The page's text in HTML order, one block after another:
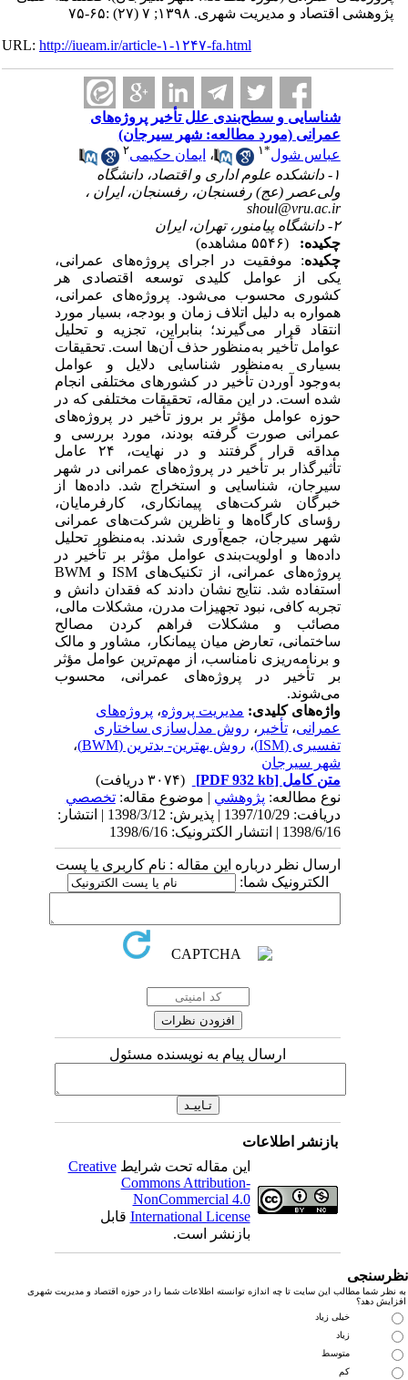
پژوهشی اقتصاد و مدیریت شهری. ۱۳۹۸; ۷ (۲۷) :۶۵-۷۵
URL:http://iueam.ir/article-۱-۱۲۴۷-fa.html
شناسایی و سطح‌بندی علل تأخیر پروژ‌ه‌های
عمرانی (مورد مطالعه: شهر سیرجان)
عباس شول* ۱ ،ایمان حکیمی
۱- دانشکده علوم اداری و اقتصاد، دانشگاه
ولی‌عصر (عج) رفسنجان، رفسنجان، ایران ،
shoul@vru.ac.ir
چکیده:
چکیده: موفقیت در اجرای پروژه‌های عمرانی،
یکی از عوامل کلیدی توسعه اقتصادی هر
کشوری محسوب می‌شود. پروژه‌های عمرانی،
همواره به دلیل اتلاف زمان و بودجه، بسیار مورد
انتقاد قرار می‌گیرند؛ بنابراین، تجزیه و تحلیل
عوامل تأخیر به‌منظور حذف آن‌ها است. تحقیقات
بسیاری به‌منظور شناسایی دلایل و عوامل
به‌وجود آوردن تأخیر در کشورهای مختلفی انجام
شده است. در این مقاله، تحقیقات مختلفی که در
حوزه عوامل مؤثر بر بروز تأخیر در پروژه‌های
عمرانی صورت گرفته بودند، مورد بررسی و
مداقه قرار گرفتند و در نهایت، ۲۴ عامل
تأثیرگذار بر تأخیر در پروژه‌های عمرانی در شهر
سیرجان، شناسایی و استخراج شد. داده‌ها از
خبرگان شرکت‌های پیمانکاری، کارفرمایان،
رؤسای کارگاه‌ها و ناظرین شرکت‌های عمرانی
شهر سیرجان، جمع‌آوری شدند. به‌منظور تحلیل
داده‌ها و اولویت‌بندی عوامل مؤثر بر تأخیر در
پروژه‌های عمرانی، از تکنیک‌های ISM و BWM
استفاده شد. نتایج نشان دادند که فقدان دانش و
تجربه کافی، نبود تجهیزات مدرن، مشکلات مالی،
مصائب و مشکلات فراهم کردن مصالح
ساختمانی، تعارض میان پیمانکار، مشاور و مالک
و برنامه‌ریزی نامناسب، از مهم‌ترین عوامل مؤثر
بر تأخیر در پروژه‌های عمرانی، محسوب
می‌شوند.
واژه‌های کلیدی:مدیریت پروژه،پروژه‌های
عمرانی،تأخیر، روش مدل‌سازی ساختاری
تفسیری (ISM)
،روش بهترین- بدترین (BWM)
،
شهر سیرجان
متن کامل[PDF 932 kb]
نوع مطالعه:پژوهشي| موضوع مقاله:تخصصي
دریافت: 1397/10/29 | پذیرش: 1398/3/12 | انتشار:
1398/6/16 | انتشار الکترونیک: 1398/6/16
ارسال نظر درباره این مقاله : نام کاربری یا پست
الکترونیک شما:
ارسال پیام به نویسنده مسئول
بازنشر اطلاعات
این مقاله تحت شرایطCreative
Commons Attribution-
NonCommercial 4.0
International Licenseقابل
بازنشر است.
نظر شما مطالب این سایت تا چه اندازه توانسته اطلاعات شما را در حوزه اقتصاد و مدیریت شهری
دهد؟
خیلی زیاد
زیاد
متوسط